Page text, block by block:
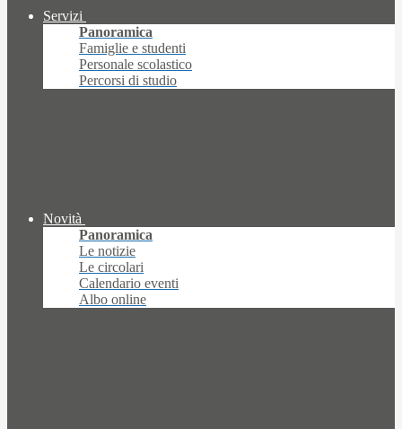
Servizi
Panoramica
Famiglie e studenti
Personale scolastico
Percorsi di studio
Novità
Panoramica
Le notizie
Le circolari
Calendario eventi
Albo online